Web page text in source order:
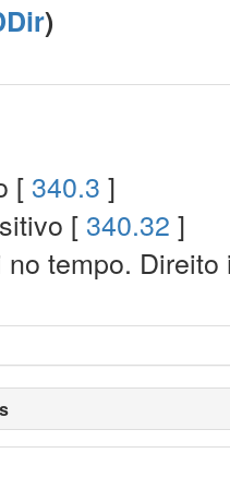
)
[ 340.3 ]
[ 340.32 ]
tempo.